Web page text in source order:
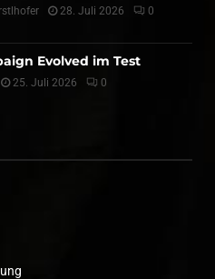
28. Juli 2026 0
Evolved im Test
25. Juli 2026 0